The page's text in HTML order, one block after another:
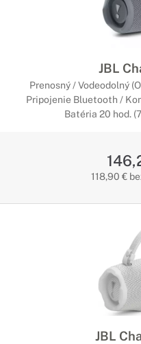
JBL
Prenosný / Vodeodolný
Pripojenie Bluetooth /
Batéria 20 hod.
118,90 €
JBL